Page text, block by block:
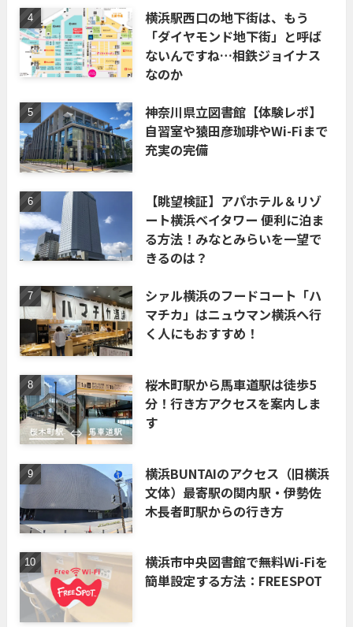
横浜駅西口の地下街は、もう
「ダイヤモンド地下街」と呼ば
ないんですね…相鉄ジョイナス
なのか
神奈川県立図書館【体験レポ】
自習室や猿田彦珈琲やWi-Fiまで
充実の完備
【眺望検証】アパホテル＆リゾ
ート横浜ベイタワー 便利に泊ま
る方法！みなとみらいを一望で
きるのは？
シァル横浜のフードコート「ハ
マチカ」はニュウマン横浜へ行
く人にもおすすめ！
桜木町駅から馬車道駅は徒歩5
分！行き方アクセスを案内しま
す
横浜BUNTAIのアクセス（旧横浜
文体）最寄駅の関内駅・伊勢佐
木長者町駅からの行き方
横浜市中央図書館で無料Wi-Fiを
簡単設定する方法：FREESPOT